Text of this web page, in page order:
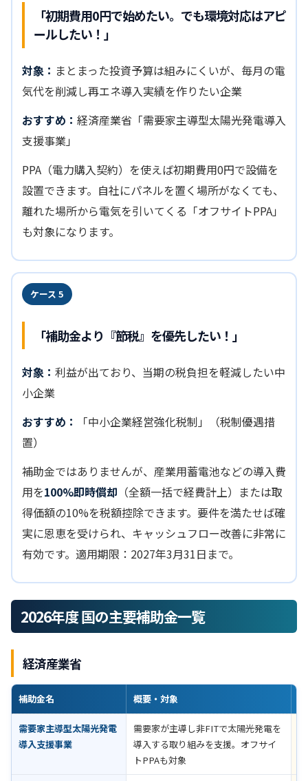
「初期費用0円で始めたい。でも環境対応はアピ
ールしたい！」
対象： まとまった投資予算は組みにくいが、毎月の電
気代を削減し再エネ導入実績を作りたい企業
おすすめ： 経済産業省「需要家主導型太陽光発電導入
支援事業」
PPA（電力購入契約）を使えば初期費用0円で設備を
設置できます。自社にパネルを置く場所がなくても、
離れた場所から電気を引いてくる「オフサイトPPA」
も対象になります。
ケース 5
「補助金より『節税』を優先したい！」
対象： 利益が出ており、当期の税負担を軽減したい中
小企業
おすすめ：
「中小企業経営強化税制」（税制優遇措
置）
補助金ではありませんが、産業用蓄電池などの導入費
用を100%即時償却 （全額一括で経費計上）または取
得価額の10%を税額控除できます。要件を満たせば確
実に恩恵を受けられ、キャッシュフロー改善に非常に
有効です。適用期限：2027年3月31日まで。
2026年度 国の主要補助金一覧
経済産業省
補助金名 概要・対象
需要家主導型太陽光発電
導入支援事業
需要家が主導し非FITで太陽光発電を
導入する取り組みを支援。オフサイ
トPPAも対象